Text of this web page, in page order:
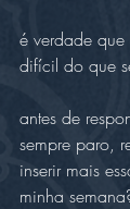
é verdade que
difícil do que
antes de
sempre paro,
inserir mais
minha